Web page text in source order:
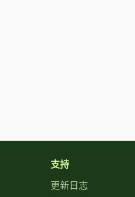
支持
更新日志